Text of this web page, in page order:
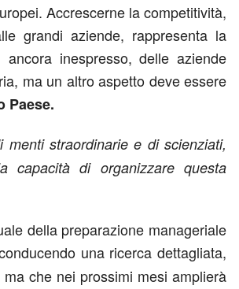
Accrescerne la competitività,
grandi aziende, rappresenta la
inespresso, delle aziende
ma un altro aspetto deve essere
Paese.
menti straordinarie e di scienziati,
capacità di organizzare questa
della preparazione manageriale
una ricerca dettagliata,
che nei prossimi mesi amplierà